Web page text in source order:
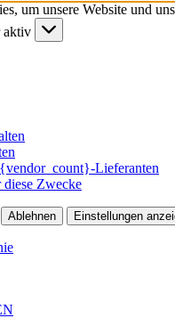
um unsere Website und
aktiv
Lieferanten
diese Zwecke
Ablehnen Einstellungen